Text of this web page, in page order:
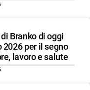
Branko di oggi
2026 per il segno
lavoro e salute